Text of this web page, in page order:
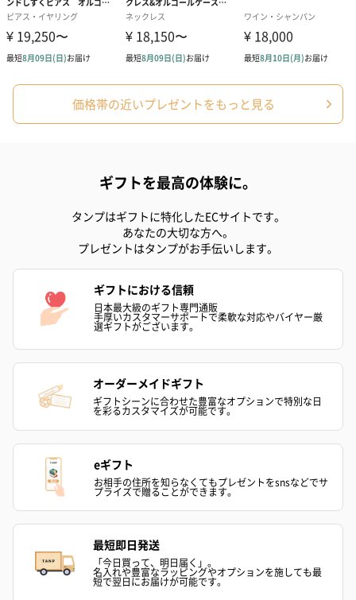
写真付きメッセージカ
ード（680円）
写真付きメッセージカ
ード（Thank you）ピ
ンク（680円）
Birthday ホワ
刷なし）（
ラッピングを施してお届けいたします。
ゴールド（390円） ピンク（390円）
のしカード
商品の形質上、のしを直接添付できない商品にのし風のカードを
同梱します。
※のし下はご記入いただけません。
※カードのデザインは一部変更する場合があります。
価格帯の近いプレゼントをもっと見る
ギフトを最高の体験に。
タンプはギフトに特化したECサイトです。
あなたの大切な方へ。
プレゼントはタンプがお手伝いします。
ギフトにおける信頼
日本最大級のギフト専門通販
手厚いカスタマーサポートで柔軟な対応やバイヤー厳
選ギフトがございます。
オーダーメイドギフト
ギフトシーンに合わせた豊富なオプションで特別な日
を彩るカスタマイズが可能です。
eギフト
お相手の住所を知らなくてもプレゼントをsnsなどでサ
プライズで贈ることができます。
最短即日発送
「今日買って、明日届く」。
名入れや豊富なラッピングやオプションを施しても最
短で翌日にお届けが可能です。